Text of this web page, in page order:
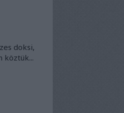
doksi,
köztük...